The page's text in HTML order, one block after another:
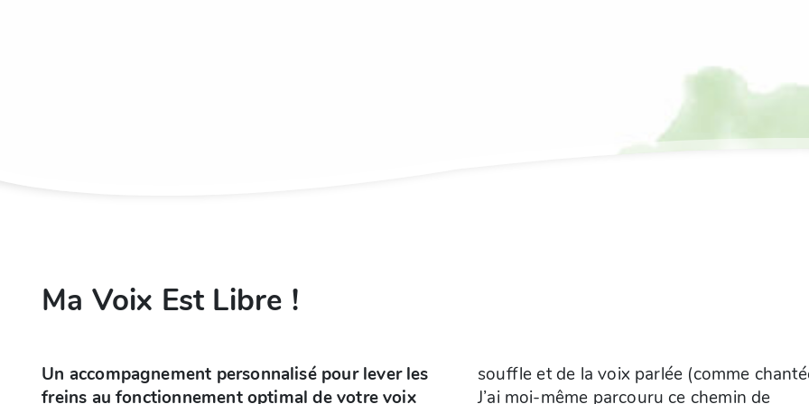
Ma Voix Est Libre !
Un accompagnement personnalisé pour lever les
freins au fonctionnement optimal de votre voix
souffle et de la voix parlée (comme
J’ai moi-même parcouru ce chemin de